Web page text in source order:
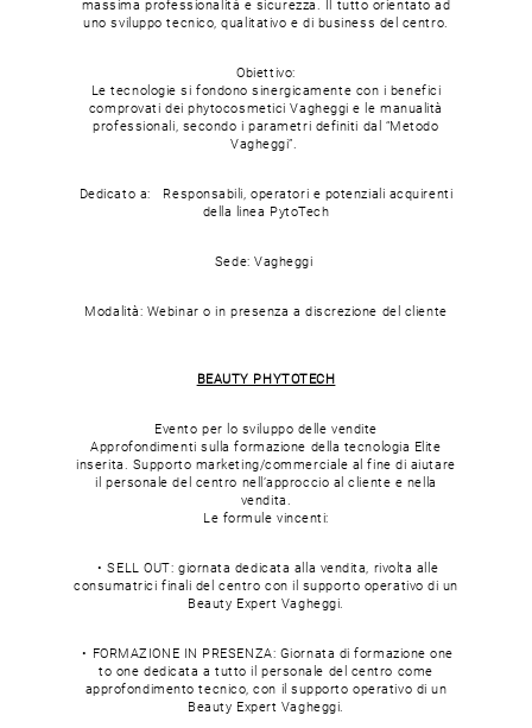
massima professionalità e sicurezza. Il tutto orientato ad
uno sviluppo tecnico, qualitativo e di business del centro.
Obiettivo:
Le tecnologie si fondono sinergicamente con i benefici
comprovati dei phytocosmetici Vagheggi e le manualità
professionali, secondo i parametri definiti dal “Metodo
Vagheggi”.
Dedicato a: Responsabili, operatori e potenziali acquirenti
della linea PytoTech
Sede: Vagheggi
Modalità: Webinar o in presenza a discrezione del cliente
BEAUTY PHYTOTECH
Evento per lo sviluppo delle vendite
Approfondimenti sulla formazione della tecnologia Elite
inserita. Supporto marketing/commerciale al fine di aiutare
il personale del centro nell’approccio al cliente e nella
vendita.
Le formule vincenti:
• SELL OUT: giornata dedicata alla vendita, rivolta alle
consumatrici finali del centro con il supporto operativo di un
Beauty Expert Vagheggi.
• FORMAZIONE IN PRESENZA: Giornata di formazione one
to one dedicata a tutto il personale del centro come
approfondimento tecnico, con il supporto operativo di un
Beauty Expert Vagheggi.